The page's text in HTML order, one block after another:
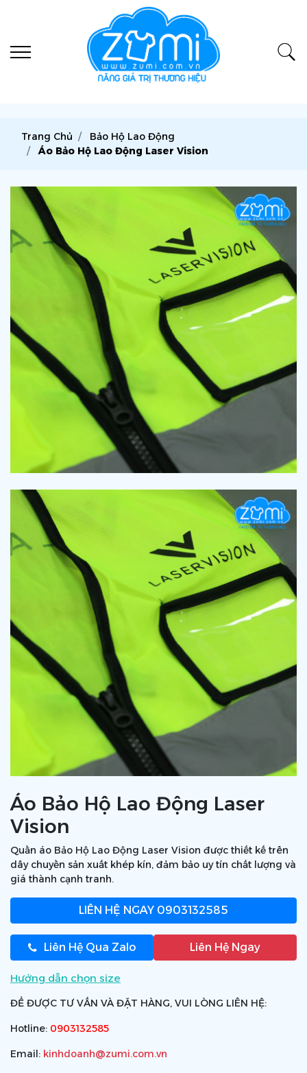
Trang Chủ
Bảo Hộ Lao Động
Áo Bảo Hộ Lao Động Laser Vision
Áo Bảo Hộ Lao Động Laser
Vision
Quần áo Bảo Hộ Lao Động Laser Vision được thiết kế trên
dây chuyền sản xuất khép kín, đảm bảo uy tín chất lượng và
giá thành cạnh tranh.
LIÊN HỆ NGAY 0903132585
Liên Hệ Qua Zalo Liên Hệ Ngay
Hướng dẫn chọn size
ĐỂ ĐƯỢC TƯ VẤN VÀ ĐẶT HÀNG, VUI LÒNG LIÊN HỆ:
Hotline: 0903132585
Email: kinhdoanh@zumi.com.vn